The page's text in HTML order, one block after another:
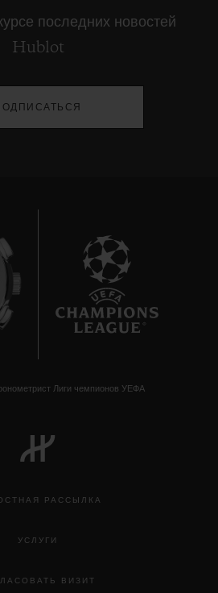
последних новостей
Hublot
Лиги чемпионов УЕФА
РАССЫЛКА
УСЛУГИ
ВИЗИТ